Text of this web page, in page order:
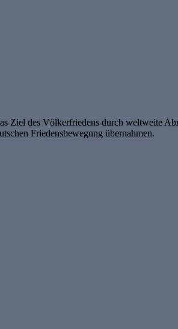
Ziel des Völkerfriedens durch weltweite
Friedensbewegung übernahmen.